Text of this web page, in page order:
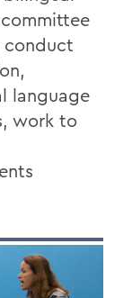
conduct
language
work to